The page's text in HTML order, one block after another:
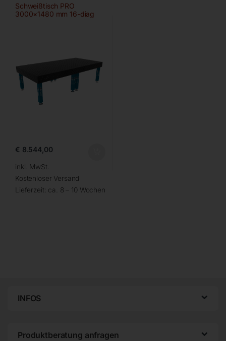
Schweißtisch PRO
3000×1480 mm 16-diag
€ 8.544,00
inkl. MwSt.
Kostenloser Versand
Lieferzeit: ca. 8 – 10 Wochen
INFOS
Produktberatung anfragen